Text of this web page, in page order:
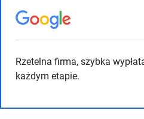
Rzetelna firma, szybka
każdym etapie.